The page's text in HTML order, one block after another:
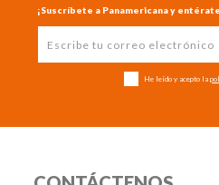
¡Suscríbete a Panamericana y
He leído y acepto la